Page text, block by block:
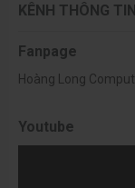
KÊNH THÔNG TIN
Fanpage
Hoàng Long
Youtube